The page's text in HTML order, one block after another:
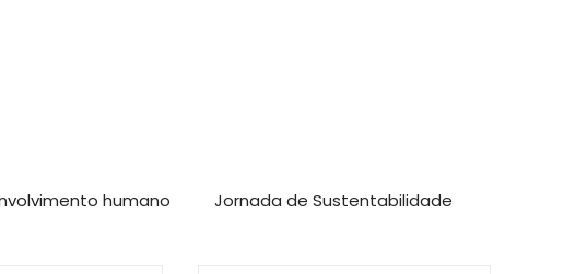
humano Jornada de Sustentabilidade